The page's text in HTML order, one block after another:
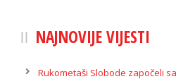
NAJNOVIJE VIJESTI
Rukometaši Slobode započeli